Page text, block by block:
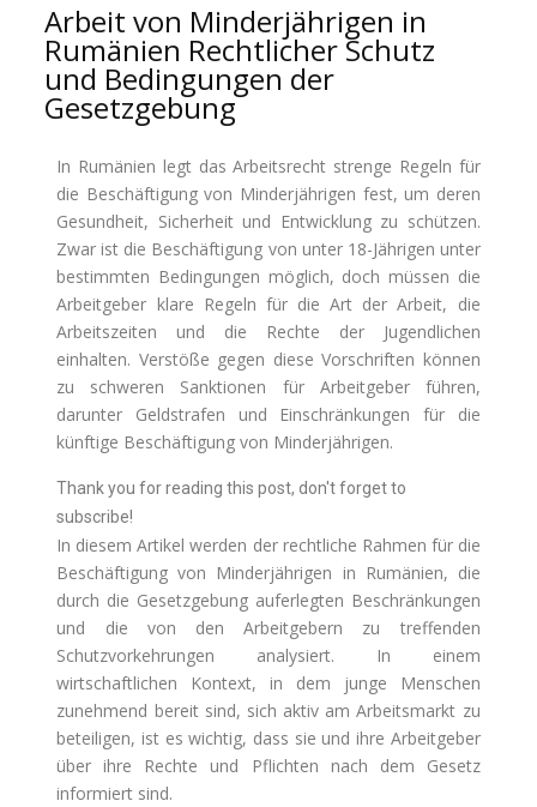
Arbeit von Minderjährigen in
Rumänien Rechtlicher Schutz
und Bedingungen der
Gesetzgebung
In Rumänien legt das Arbeitsrecht strenge Regeln für
die Beschäftigung von Minderjährigen fest, um deren
Gesundheit, Sicherheit und Entwicklung zu schützen.
Zwar ist die Beschäftigung von unter 18-Jährigen unter
bestimmten Bedingungen möglich, doch müssen die
Arbeitgeber klare Regeln für die Art der Arbeit, die
Arbeitszeiten und die Rechte der Jugendlichen
einhalten. Verstöße gegen diese Vorschriften können
zu schweren Sanktionen für Arbeitgeber führen,
darunter Geldstrafen und Einschränkungen für die
künftige Beschäftigung von Minderjährigen.
Thank you for reading this post, don't forget to
subscribe!
In diesem Artikel werden der rechtliche Rahmen für die
Beschäftigung von Minderjährigen in Rumänien, die
durch die Gesetzgebung auferlegten Beschränkungen
und die von den Arbeitgebern zu treffenden
Schutzvorkehrungen analysiert. In einem
wirtschaftlichen Kontext, in dem junge Menschen
zunehmend bereit sind, sich aktiv am Arbeitsmarkt zu
beteiligen, ist es wichtig, dass sie und ihre Arbeitgeber
über ihre Rechte und Pflichten nach dem Gesetz
informiert sind.